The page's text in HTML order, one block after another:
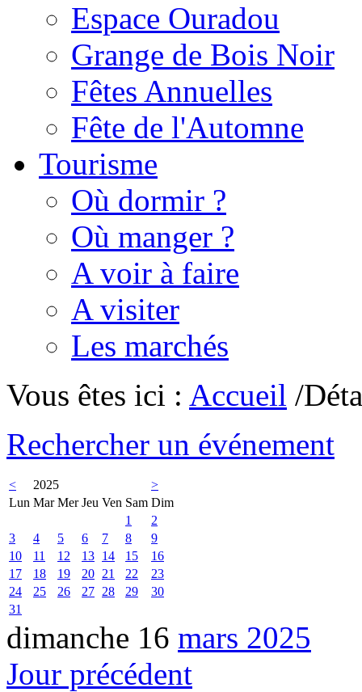
Espace Ouradou
Grange de Bois Noir
Fêtes Annuelles
Fête de l'Automne
Tourisme
Où dormir ?
Où manger ?
A voir à faire
A visiter
Les marchés
Vous êtes ici : Accueil /
Rechercher un événement
< 2025
>
Lun Mar Mer Jeu Ven Sam Dim
1
2
3
4 5 6 7 8
9
10
11 12 13 14 15
16
17
18 19 20 21 22
23
24
25 26 27 28 29
30
31
dimanche 16 mars 2025
Jour précédent